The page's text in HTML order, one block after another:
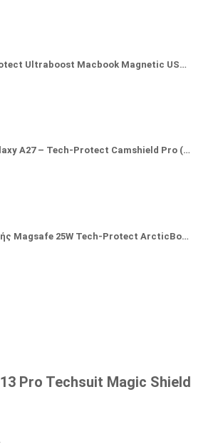
Tech-Protect Ultraboost Macbook Magnetic USB 2.0 Cable USB-C male - Magsafe 3 140W PD 2m (Λευκό)
Θήκη Galaxy A27 – Tech-Protect Camshield Pro (Μαύρο)
Φορτιστής Magsafe 25W Tech-Protect ArcticBoost A51 (Λευκό)
Pro Techsuit Magic Shield